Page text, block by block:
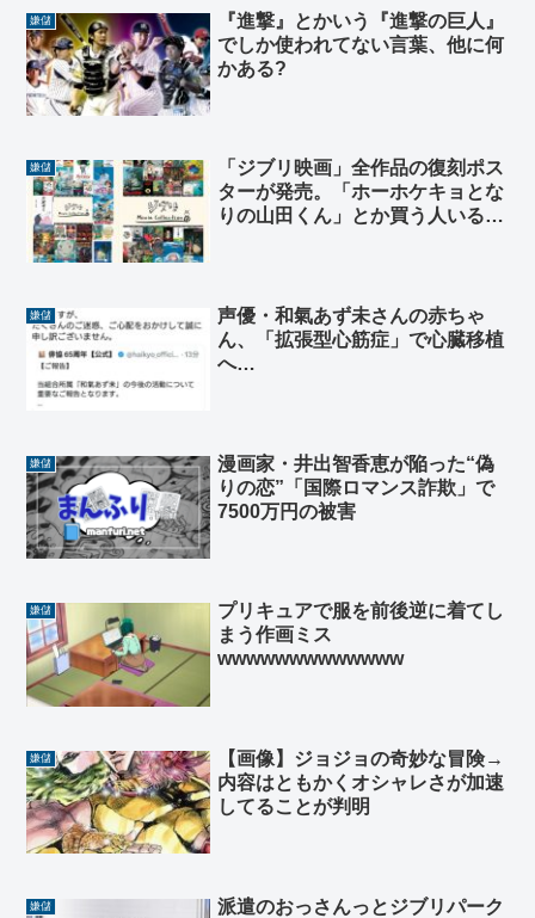
嫌儲
『進撃』とかいう『進撃の巨人』
でしか使われてない言葉、他に何
かある?
嫌儲
「ジブリ映画」全作品の復刻ポス
ターが発売。「ホーホケキョとな
りの山田くん」とか買う人いる
嫌儲
声優・和氣あず未さんの赤ちゃ
ん、「拡張型心筋症」で心臓移植
へ…
嫌儲
漫画家・井出智香恵が陥った“偽
りの恋”「国際ロマンス詐欺」で
7500万円の被害
嫌儲
プリキュアで服を前後逆に着てし
まう作画ミス
wwwwwwwwwwwww
嫌儲
【画像】ジョジョの奇妙な冒険→
内容はともかくオシャレさが加速
してることが判明
嫌儲
派遣のおっさんっとジブリパーク